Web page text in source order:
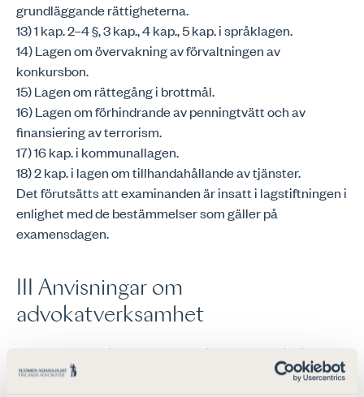
grundläggande rättigheterna.
13) 1 kap. 2–4 §, 3 kap., 4 kap., 5 kap. i språklagen.
14) Lagen om övervakning av förvaltningen av
konkursbon.
15) Lagen om rättegång i brottmål.
16) Lagen om förhindrande av penningtvätt och av
finansiering av terrorism.
17) 16 kap. i kommunallagen.
18) 2 kap. i lagen om tillhandahållande av tjänster.
Det förutsätts att examinanden är insatt i lagstiftningen i
enlighet med de bestämmelser som gäller på
examensdagen.
III Anvisningar om
advokatverksamhet
Nedan finns en lista över författningar och anvisningar
om advokatverksamhet för Finlands Advokater som ska